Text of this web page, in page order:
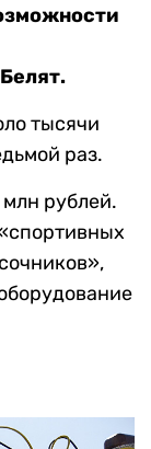
тысячи
раз.
рублей.